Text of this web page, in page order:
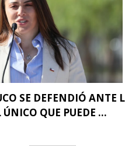
SE DEFENDIÓ ANTE
ÚNICO QUE PUEDE ...